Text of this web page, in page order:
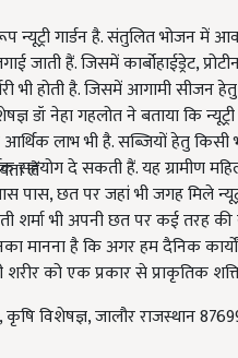
लें
न्यूट्री गार्डन है. संतुलित भोजन
जाती हैं. जिसमें कार्बोहाईड्रेट,
भी होती है. जिसमें आगामी
डॉ नेहा गहलोत ने बताया कि
लाभ भी है. सब्जियों हेतु किसी
सहयोग दे सकती हैं. यह ग्रामीण
छत पर जहां भी जगह मिले
शर्मा भी अपनी छत पर कई तरह
मानना है कि अगर हम दैनिक
को एक प्रकार से प्राकृतिक
कृषि विशेषज्ञ, जालौर राजस्थान